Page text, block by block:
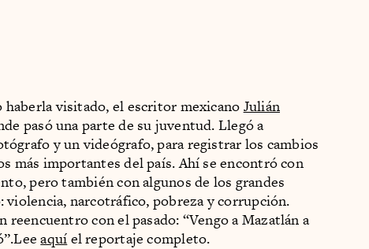
haberla visitado, el escritor mexicano Julián
pasó una parte de su juventud. Llegó a
y un videógrafo, para registrar los cambios
más importantes del país. Ahí se encontró con
pero también con algunos de los grandes
narcotráfico, pobreza y corrupción.
reencuentro con el pasado: “Vengo a Mazatlán a
aquí el reportaje completo.